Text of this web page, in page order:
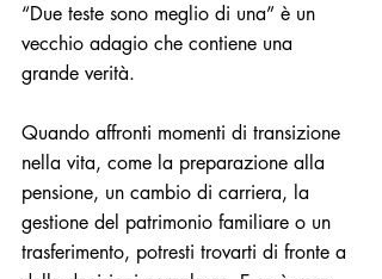
“Due teste sono meglio di una” è un
vecchio adagio che contiene una
grande verità.
Quando affronti momenti di transizione
nella vita, come la preparazione alla
pensione, un cambio di carriera, la
gestione del patrimonio familiare o un
trasferimento, potresti trovarti di fronte a